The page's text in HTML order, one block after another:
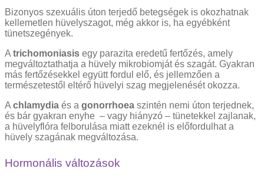
Bizonyos szexuális úton terjedő betegségek is okozhatnak
kellemetlen hüvelyszagot, még akkor is, ha egyébként
tünetszegények.
A trichomoniasis egy parazita eredetű fertőzés, amely
megváltoztathatja a hüvely mikrobiomját és szagát. Gyakran
más fertőzésekkel együtt fordul elő, és jellemzően a
természetestől eltérő hüvelyi szag megjelenését okozza.
A chlamydia és a gonorrhoea szintén nemi úton terjednek,
és bár gyakran enyhe – vagy hiányzó – tünetekkel zajlanak,
a hüvelyflóra felborulása miatt ezeknél is előfordulhat a
hüvely szagának megváltozása.
Hormonális változások